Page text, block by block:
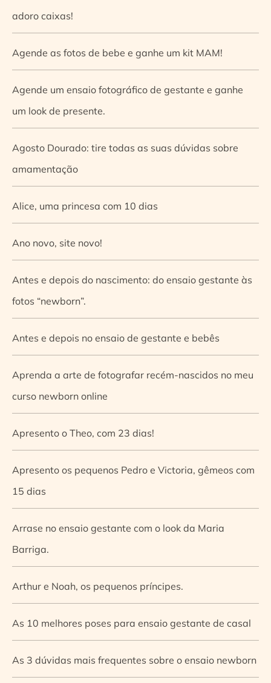
adoro caixas!
Agende as fotos de bebe e ganhe um kit MAM!
Agende um ensaio fotográfico de gestante e ganhe
um look de presente.
Agosto Dourado: tire todas as suas dúvidas sobre
amamentação
Alice, uma princesa com 10 dias
Ano novo, site novo!
Antes e depois do nascimento: do ensaio gestante às
fotos “newborn”.
Antes e depois no ensaio de gestante e bebês
Aprenda a arte de fotografar recém-nascidos no meu
curso newborn online
Apresento o Theo, com 23 dias!
Apresento os pequenos Pedro e Victoria, gêmeos com
15 dias
Arrase no ensaio gestante com o look da Maria
Barriga.
Arthur e Noah, os pequenos príncipes.
As 10 melhores poses para ensaio gestante de casal
As 3 dúvidas mais frequentes sobre o ensaio newborn